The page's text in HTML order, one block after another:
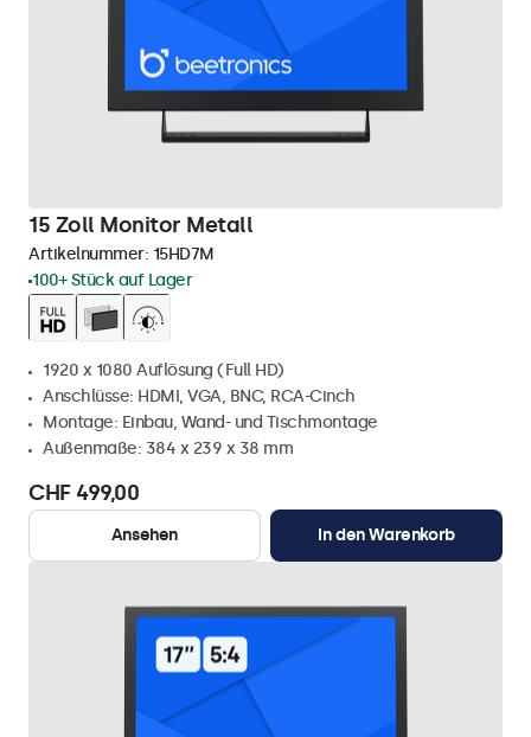
15 Zoll Monitor Metall
Artikelnummer: 15HD7M
100+ Stück auf Lager
1920 x 1080 Auflösung (Full HD)
Anschlüsse: HDMI, VGA, BNC, RCA-Cinch
Montage: Einbau, Wand- und Tischmontage
Außenmaße: 384 x 239 x 38 mm
CHF 499,00
Ansehen In den Warenkorb